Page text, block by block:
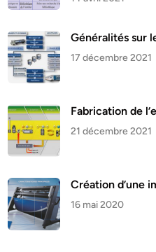
Généralités sur
17 décembre 2021
Fabrication de
21 décembre 2021
Création d’une
16 mai 2020